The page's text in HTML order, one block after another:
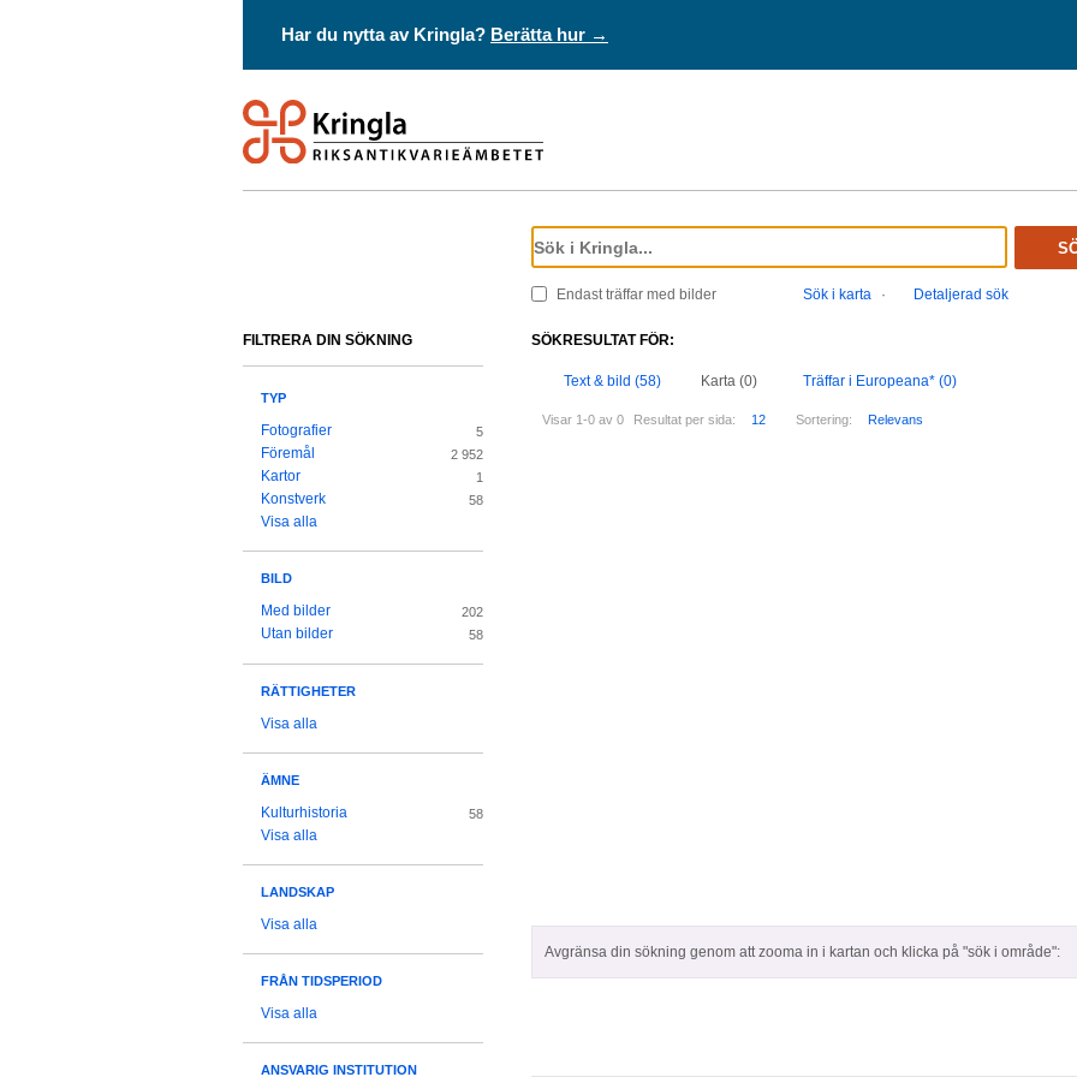
Har du nytta av Kringla? Berätta hur →
Endast träffar med bilder Sök i karta · Detaljerad sök
SÖKRESULTAT FÖR:
Text & bild (58) Karta (0) Träffar i Europeana* (0)
Visar 1-0 av 0 Resultat per sida: 12 Sortering: Relevans
Avgränsa din sökning genom att zooma in i kartan och klicka på "sök i område":
FILTRERA DIN SÖKNING
TYP
Fotografier 5
Föremål 2 952
Kartor 1
Konstverk 58
Visa alla
BILD
Med bilder 202
Utan bilder 58
RÄTTIGHETER
Visa alla
ÄMNE
Kulturhistoria 58
Visa alla
LANDSKAP
Visa alla
FRÅN TIDSPERIOD
Visa alla
ANSVARIG INSTITUTION